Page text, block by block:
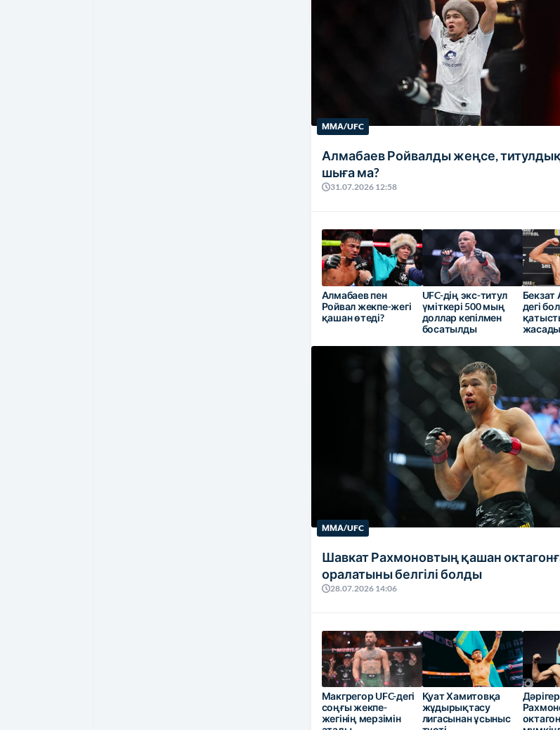
ММА/UFC
Алмабаев Ройвалды жеңсе,
шыға ма?
31.07.2026 12:58
Алмабаев пен
Ройвал жекпе-жегі
қашан өтеді?
UFC-дің экс-титул
үміткері 500 мың
доллар кепілмен
босатылды
Бекзат
дегі
жасады
ММА/UFC
Шавкат Рахмоновтың қашан
оралатыны белгілі болды
28.07.2026 14:06
Макгрегор UFC-дегі
соңғы жекпе-
жегінің мерзімін
Қуат Хамитовқа
жұдырықтасу
лигасынан ұсыныс